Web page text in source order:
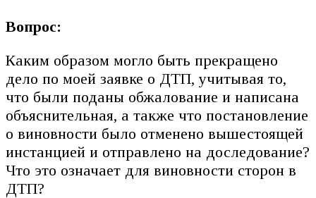
Вопрос:
Каким образом могло быть прекращено
дело по моей заявке о ДТП, учитывая то,
что были поданы обжалование и написана
объяснительная, а также что постановление
о виновности было отменено вышестоящей
инстанцией и отправлено на доследование?
Что это означает для виновности сторон в
ДТП?